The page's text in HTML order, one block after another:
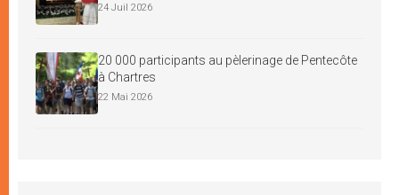
24 Juil 2026
20 000 participants au pèlerinage de Pentecôte
à Chartres
22 Mai 2026